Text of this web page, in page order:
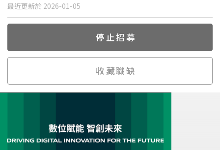
最近更新於 2026-01-05
停止招募
收藏職缺